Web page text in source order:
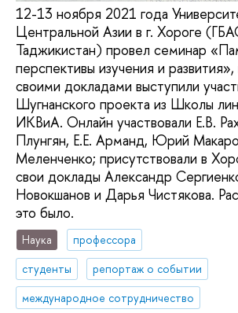
12-13 ноября 2021 года
Центральной Азии в г. Хороге
Таджикистан) провел семинар
перспективы изучения и
своими докладами выступили
Шугнанского проекта из Школы
ИКВиА. Онлайн участвовали Е.В.
Плунгян, Е.Е. Арманд, Юрий
Меленченко; присутствовали в
свои доклады Александр
Новокшанов и Дарья Чистякова.
это было.
Наука
профессора
студенты
репортаж о событии
международное сотрудничество